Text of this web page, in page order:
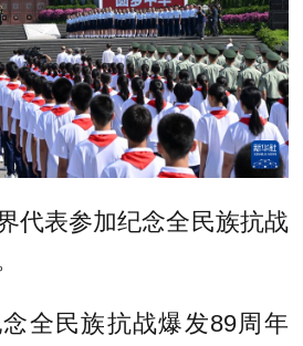
代表参加纪念全民族抗战
全民族抗战爆发89周年